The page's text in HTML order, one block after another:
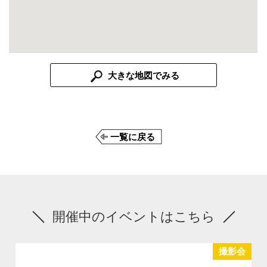
大きな地図でみる
一覧に戻る
開催中のイベントはこちら
撮影会